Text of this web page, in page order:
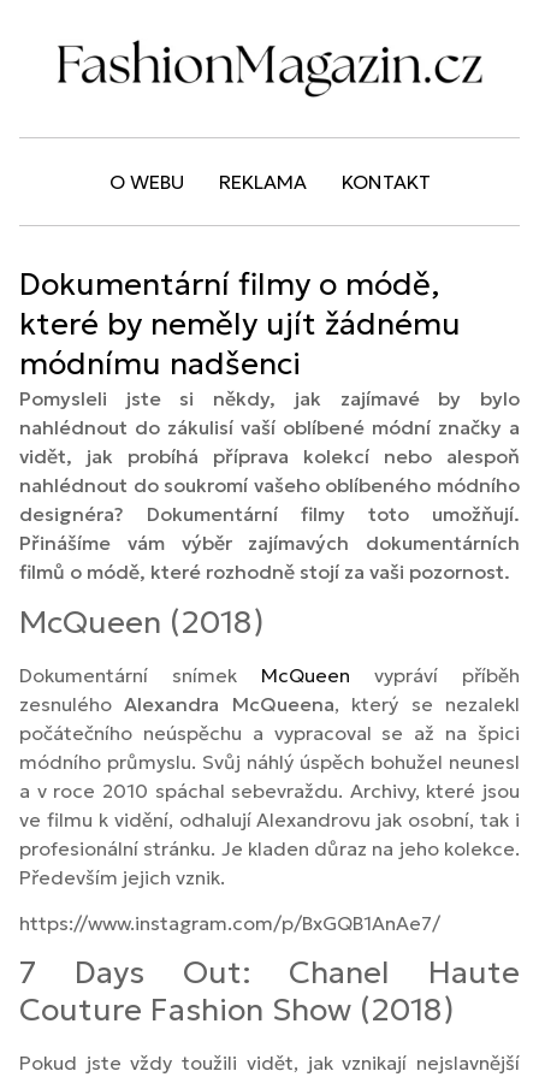
O WEBU REKLAMA KONTAKT
Dokumentární filmy o módě,
které by neměly ujít žádnému
módnímu nadšenci
Pomysleli jste si někdy, jak zajímavé by bylo
nahlédnout do zákulisí vaší oblíbené módní značky a
vidět, jak probíhá příprava kolekcí nebo alespoň
nahlédnout do soukromí vašeho oblíbeného módního
designéra? Dokumentární filmy toto umožňují.
Přinášíme vám výběr zajímavých dokumentárních
filmů o módě, které rozhodně stojí za vaši pozornost.
McQueen (2018)
Dokumentární snímek McQueen vypráví příběh
zesnuléhoAlexandra McQueena, který se nezalekl
počátečního neúspěchu a vypracoval se až na špici
módního průmyslu. Svůj náhlý úspěch bohužel neunesl
a v roce 2010 spáchal sebevraždu. Archivy, které jsou
ve filmu k vidění, odhalují Alexandrovu jak osobní, tak i
profesionální stránku. Je kladen důraz na jeho kolekce.
Především jejich vznik.
https://www.instagram.com/p/BxGQB1AnAe7/
7 Days Out: Chanel Haute
Couture Fashion Show (2018)
Pokud jste vždy toužili vidět, jak vznikají nejslavnější